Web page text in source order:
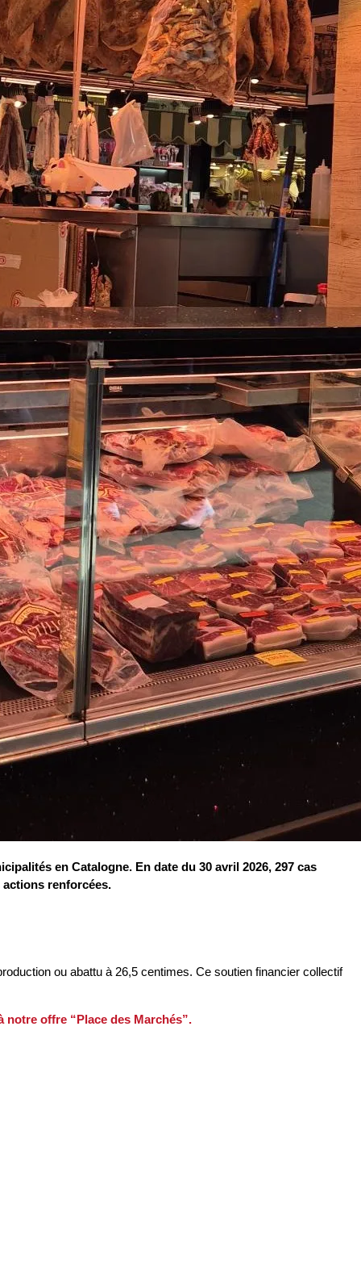
en Catalogne. En date du 30 avril 2026, 297 cas
renforcées.
ou abattu à 26,5 centimes. Ce soutien financier collectif
notre offre “Place des Marchés”.